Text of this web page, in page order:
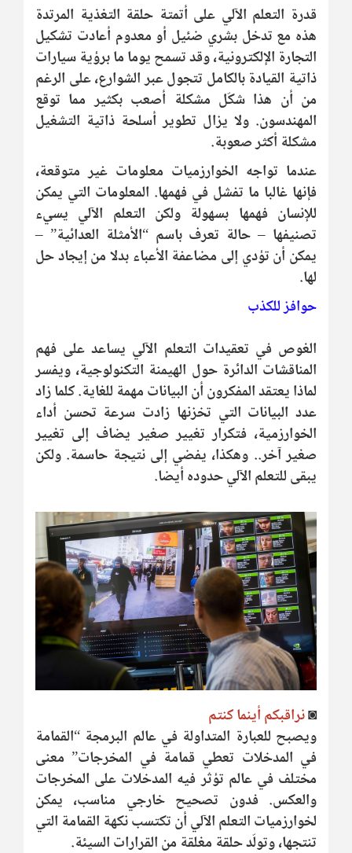
قدرة التعلم الآلي على أتمتة حلقة التغذية المرتدة
هذه مع تدخل بشري ضئيل أو معدوم أعادت تشكيل
التجارة الإلكترونية، وقد تسمح يوما ما برؤية سيارات
ذاتية القيادة بالكامل تتجول عبر الشوارع، على الرغم
من أن هذا شكّل مشكلة أصعب بكثير مما توقع
المهندسون. ولا يزال تطوير أسلحة ذاتية التشغيل
مشكلة أكثر صعوبة.
عندما تواجه الخوارزميات معلومات غير متوقعة،
فإنها غالبا ما تفشل في فهمها. المعلومات التي يمكن
للإنسان فهمها بسهولة ولكن التعلم الآلي يسيء
تصنيفها – حالة تعرف باسم “الأمثلة العدائية” –
يمكن أن تؤدي إلى مضاعفة الأعباء بدلا من إيجاد حل
لها.
حوافز للكذب
الغوص في تعقيدات التعلم الآلي يساعد على فهم
المناقشات الدائرة حول الهيمنة التكنولوجية، ويفسر
لماذا يعتقد المفكرون أن البيانات مهمة للغاية. كلما زاد
عدد البيانات التي تخزنها زادت سرعة تحسن أداء
الخوارزمية، فتكرار تغيير صغير يضاف إلى تغيير
صغير آخر.. وهكذا، يفضي إلى نتيجة حاسمة. ولكن
يبقى للتعلم الآلي حدوده أيضا.
◙نراقبكم أينما كنتم
ويصبح للعبارة المتداولة في عالم البرمجة “القمامة
في المدخلات تعطي قمامة في المخرجات” معنى
مختلف في عالم تؤثر فيه المدخلات على المخرجات
والعكس. فدون تصحيح خارجي مناسب، يمكن
لخوارزميات التعلم الآلي أن تكتسب نكهة القمامة التي
تنتجها، وتولّد حلقة مغلقة من القرارات السيئة.